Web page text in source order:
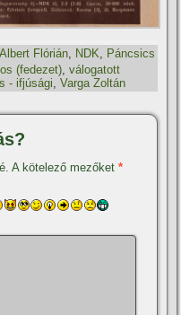
Albert Flórián, NDK, Páncsics
(fedezet),válogatott
- ifjúsági,Varga Zoltán
A kötelező mezőket*